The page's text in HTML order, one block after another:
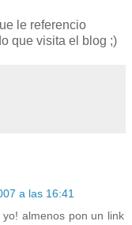
le referencio
que visita el blog ;)
a las 16:41
almenos pon un link